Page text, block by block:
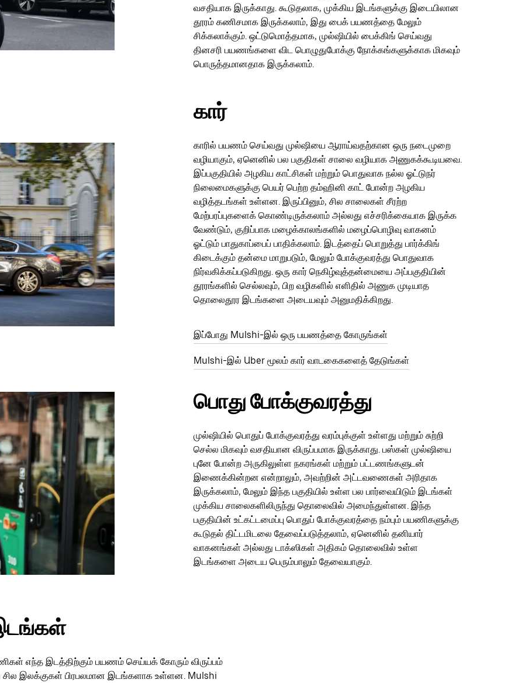
வசதியாக இருக்காது. கூடுதலாக, முக்கிய இடங்களுக்கு இடையிலான
தூரம் கணிசமாக இருக்கலாம், இது பைக் பயணத்தை மேலும்
சிக்கலாக்கும். ஒட்டுமொத்தமாக, முல்ஷியில் பைக்கிங் செய்வது
தினசரி பயணங்களை விட பொழுதுபோக்கு நோக்கங்களுக்காக மிகவும்
பொருத்தமானதாக இருக்கலாம்.
கார்
காரில் பயணம் செய்வது முல்ஷியை ஆராய்வதற்கான ஒரு நடைமுறை
வழியாகும், ஏனெனில் பல பகுதிகள் சாலை வழியாக அணுகக்கூடியவை.
இப்பகுதியில் அழகிய காட்சிகள் மற்றும் பொதுவாக நல்ல ஓட்டுநர்
நிலைமைகளுக்கு பெயர் பெற்ற தம்ஹினி காட் போன்ற அழகிய
வழித்தடங்கள் உள்ளன. இருப்பினும், சில சாலைகள் சீரற்ற
மேற்பரப்புகளைக் கொண்டிருக்கலாம் அல்லது எச்சரிக்கையாக இருக்க
வேண்டும், குறிப்பாக மழைக்காலங்களில் மழைப்பொழிவு வாகனம்
ஓட்டும் பாதுகாப்பைப் பாதிக்கலாம். இடத்தைப் பொறுத்து பார்க்கிங்
கிடைக்கும் தன்மை மாறுபடும், மேலும் போக்குவரத்து பொதுவாக
நிர்வகிக்கப்படுகிறது. ஒரு கார் நெகிழ்வுத்தன்மையை அப்பகுதியின்
தூரங்களில் செல்லவும், பிற வழிகளில் எளிதில் அணுக முடியாத
தொலைதூர இடங்களை அடையவும் அனுமதிக்கிறது.
இப்போது Mulshi-இல் ஒரு பயணத்தை கோருங்கள்
Mulshi-இல் Uber மூலம் கார் வாடகைகளைத் தேடுங்கள்
பொது போக்குவரத்து
முல்ஷியில் பொதுப் போக்குவரத்து வரம்புக்குள் உள்ளது மற்றும் சுற்றி
செல்ல மிகவும் வசதியான விருப்பமாக இருக்காது. பஸ்கள் முல்ஷியை
புனே போன்ற அருகிலுள்ள நகரங்கள் மற்றும் பட்டணங்களுடன்
இணைக்கின்றன என்றாலும், அவற்றின் அட்டவணைகள் அரிதாக
இருக்கலாம், மேலும் இந்த பகுதியில் உள்ள பல பார்வையிடும் இடங்கள்
முக்கிய சாலைகளிலிருந்து தொலைவில் அமைந்துள்ளன. இந்த
பகுதியின் உட்கட்டமைப்பு பொதுப் போக்குவரத்தை நம்பும் பயணிகளுக்கு
கூடுதல் திட்டமிடலை தேவைப்படுத்தலாம், ஏனெனில் தனியார்
வாகனங்கள் அல்லது டாக்ஸிகள் அதிகம் தொலைவில் உள்ள
இடங்களை அடைய பெரும்பாலும் தேவையாகும்.
எந்த இடத்திற்கும் பயணம் செய்யக் கோரும் விருப்பம்
சில இலக்குகள் பிரபலமான இடங்களாக உள்ளன. Mulshi